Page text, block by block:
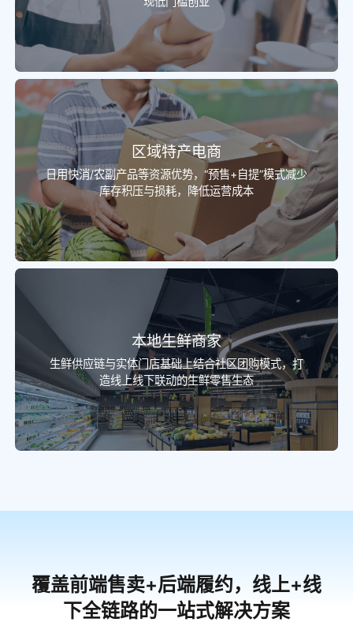
区域特产电商
日用快消/农副产品等资源优势，“预售+自提”模式减少
库存积压与损耗，降低运营成本
本地生鲜商家
生鲜供应链与实体门店基础上结合社区团购模式，打
造线上线下联动的生鲜零售生态
覆盖前端售卖+后端履约，线上+线
下全链路的一站式解决方案